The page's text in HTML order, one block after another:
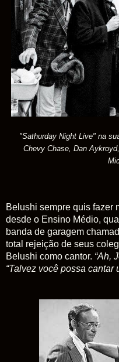
"Sathurday Night Live" na
Chevy Chase, Dan
Belushi sempre quis fazer
desde o Ensino Médio,
banda de garagem
total rejeição de seus
Belushi como cantor. “Ah,
“Talvez você possa cantar